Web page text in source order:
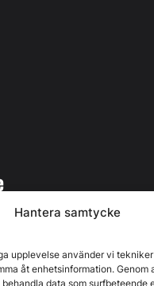
Hantera samtycke
upplevelse använder vi
åt enhetsinformation. Genom
data som surfbeteende